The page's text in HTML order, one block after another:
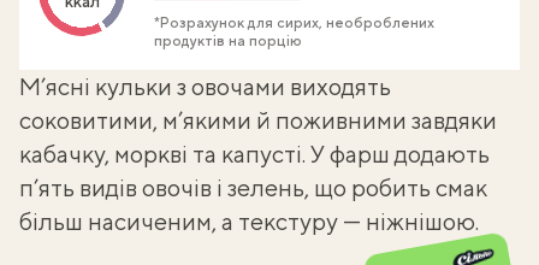
*Розрахунок для сирих, необроблених
продуктів на порцію
М’ясні кульки з овочами виходять
соковитими, м’якими й поживними завдяки
кабачку, моркві та капусті. Уфарш додають
п’ять видів овочів і зелень, що робить смак
більш насиченим, а текстуру — ніжнішою.